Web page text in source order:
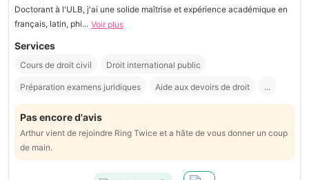
Doctorant à l'ULB, j'ai une solide maîtrise et expérience académique en
français, latin, phi... Voir plus
Services
Cours de droit civil Droit international public
Préparation examens juridiques Aide aux devoirs de droit ...
Pas encore d'avis
Arthur vient de rejoindre Ring Twice et a hâte de vous donner un coup
de main.